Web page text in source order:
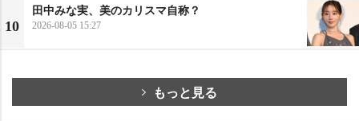
10
田中みな実、美のカリスマ自称？
2026-08-05 15:27
もっと見る